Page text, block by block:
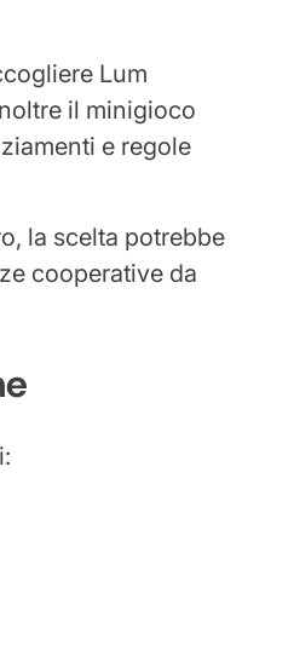
Lum
il minigioco
e regole
la scelta potrebbe
cooperative da